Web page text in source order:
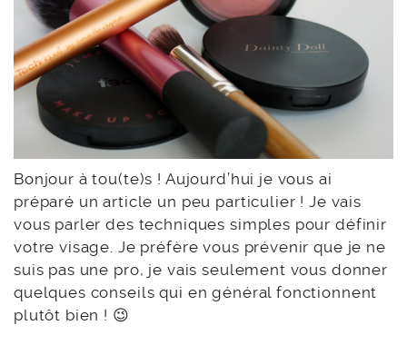
Bonjour à tou(te)s ! Aujourd’hui je vous ai
préparé un article un peu particulier ! Je vais
vous parler des techniques simples pour définir
votre visage. Je préfère vous prévenir que je ne
suis pas une pro, je vais seulement vous donner
quelques conseils qui en général fonctionnent
plutôt bien ! 😉